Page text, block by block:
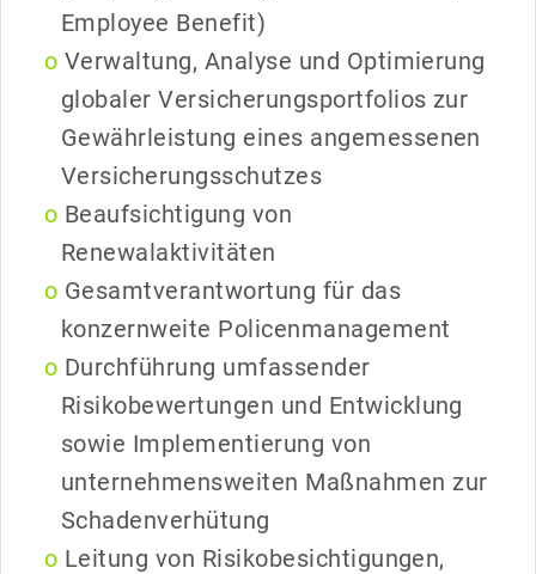
Employee Benefit)
Verwaltung, Analyse und Optimierung
globaler Versicherungsportfolios zur
Gewährleistung eines angemessenen
Versicherungsschutzes
Beaufsichtigung von
Renewalaktivitäten
Gesamtverantwortung für das
konzernweite Policenmanagement
Durchführung umfassender
Risikobewertungen und Entwicklung
sowie Implementierung von
unternehmensweiten Maßnahmen zur
Schadenverhütung
Leitung von Risikobesichtigungen,